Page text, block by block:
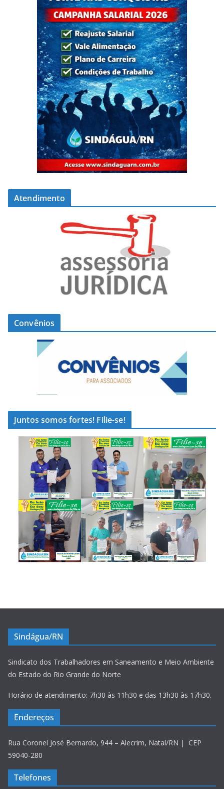
Atendimento
Convênios
Juntos somos fortes! Filie-se!
Sindágua/RN
Sindicato dos Trabalhadores em Saneamento e Meio Ambiente
do Estado do Rio Grande do Norte
Horário de atendimento: 7h30 às 11h30 e das 13h30 às 17h30.
Endereços
Rua Coronel José Bernardo, 944 – Alecrim, Natal/RN | CEP
59040-280
Telefones